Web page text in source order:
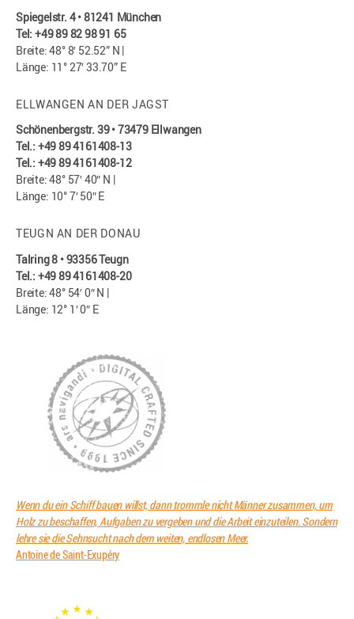
Spiegelstr. 4 • 81241 München
Tel: +49 89 82 98 91 65
Breite: 48° 8′ 52.52” N |
Länge: 11° 27′ 33.70” E
ELLWANGEN AN DER JAGST
Schönenbergstr. 39 • 73479 Ellwangen
Tel.: +49 89 4161408-13
Tel.: +49 89 4161408-12
Breite: 48° 57′ 40″ N |
Länge: 10° 7′ 50″ E
TEUGN AN DER DONAU
Talring 8 • 93356 Teugn
Tel.: +49 89 4161408-20
Breite: 48° 54′ 0″ N |
Länge: 12° 1′ 0″ E
Wenn du ein Schiff bauen willst, dann trommle nicht Männer zusammen, um
Holz zu beschaffen, Aufgaben zu vergeben und die Arbeit einzuteilen. Sondern
lehre sie die Sehnsucht nach dem weiten, endlosen Meer.
Antoine de Saint-Exupéry